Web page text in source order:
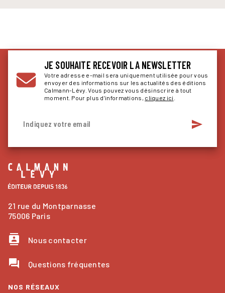
JE SOUHAITE RECEVOIR LA NEWSLETTER
Votre adresse e-mail sera uniquement utilisée pour vous
envoyer des informations sur les actualités des éditions
Calmann-Lévy. Vous pouvez vous désinscrire à tout
moment. Pour plus d’informations, cliquez ici
Indiquez votre email send
21 rue du Montparnasse
75006 Paris
contacts Nous contacter
question_answer Questions fréquentes
NOS RÉSEAUX